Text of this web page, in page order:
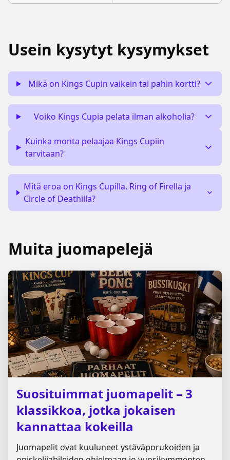
Usein kysytyt kysymykset
Mikä on Kings Cupin vaikein tai pahin kortti?
Voiko Kings Cupia pelata ilman alkoholia?
Kuinka monta pelaajaa Kings Cupiin
tarvitaan?
Mitä eroa on Kings Cupilla, Ring of Firella ja
Circle of Deathilla?
Muita juomapelejä
Suosituimmat juomapelit – 3
klassikkoa, jotka jokaisen
kannattaa kokeilla
Juomapelit ovat kuuluneet ystäväporukoiden ja